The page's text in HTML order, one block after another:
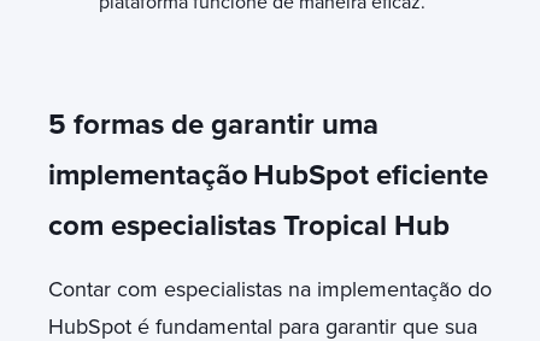
5 formas de garantir uma
implementação HubSpot eficiente
com especialistas Tropical Hub
Contar com especialistas na implementação do
HubSpot é fundamental para garantir que sua